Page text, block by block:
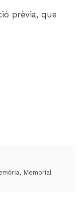
prèvia, que
, Memorial